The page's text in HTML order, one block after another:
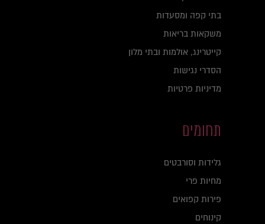
משקאות בריאות
קייטרינג, אולמות ובתי מלון
הסדרי נגישות
מדיניות פרטיות
מחיות פרי
פירות קפואים
קינוחים
מוצרי שוקולד